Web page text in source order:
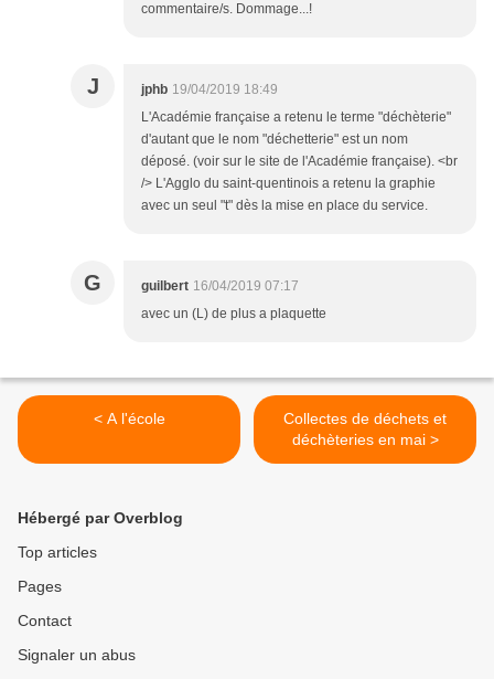
commentaire/s. Dommage...!
J jphb 19/04/2019 18:49
L'Académie française a retenu le terme "déchèterie"
d'autant que le nom "déchetterie" est un nom
déposé. (voir sur le site de l'Académie française). <br
/> L'Agglo du saint-quentinois a retenu la graphie
avec un seul "t" dès la mise en place du service.
G guilbert 16/04/2019 07:17
avec un (L) de plus a plaquette
< A l'école
Collectes de déchets et
déchèteries en mai >
Hébergé par Overblog
Top articles
Pages
Contact
Signaler un abus